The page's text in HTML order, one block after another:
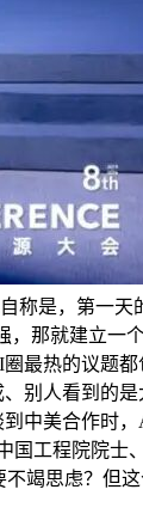
称是，第一
那就建立一
最热的议题
别人看到的是
中美合作时
工程院院士
竭思虑？但